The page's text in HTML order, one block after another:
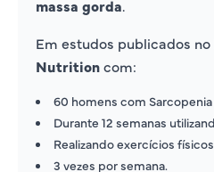
massa gorda.
Em estudos publicados no
Nutritioncom:
60 homens com
Durante 12 semanas
Realizando exercícios
3 vezes por semana.